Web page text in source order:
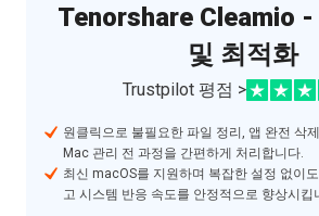
Tenorshare Cleamio -
및 최적화
Trustpilot 평점 >
원클릭으로 불필요한 파일 정리, 앱 완전 삭
Mac 관리 전 과정을 간편하게 처리합니다.
최신 macOS를 지원하며 복잡한 설정 없이
고 시스템 반응 속도를 안정적으로 향상시킵